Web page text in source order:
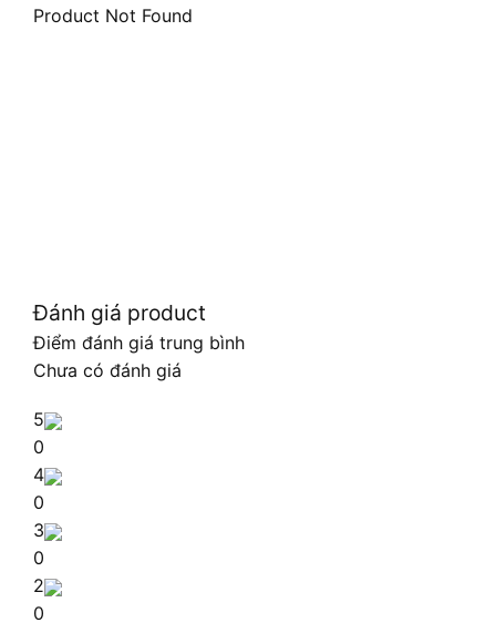
Product Not Found
Đánh giá product
Điểm đánh giá trung bình
Chưa có đánh giá
5
0
4
0
3
0
2
0